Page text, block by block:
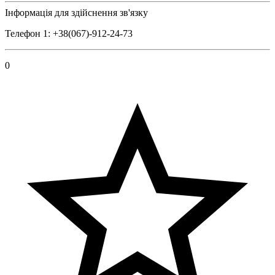
Інформація для здійснення зв'язку
Телефон 1: +38(067)-912-24-73
0